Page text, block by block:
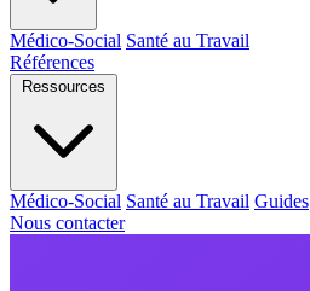
Médico-Social Santé au Travail
Références
Ressources
Médico-Social Santé au Travail Guides
Nous contacter